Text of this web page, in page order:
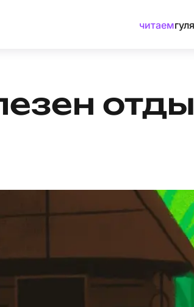
читаем